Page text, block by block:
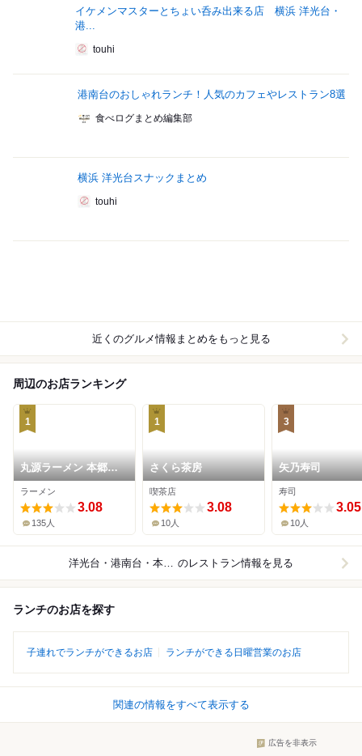
イケメンマスターとちょい呑み出来る店 横浜 洋光台・
港...
touhi
港南台のおしゃれランチ！人気のカフェやレストラン8選
食べログまとめ編集部
横浜 洋光台スナックまとめ
touhi
近くのグルメ情報まとめをもっと見る
周辺のお店ランキング
1
丸源ラーメン 本郷台
店
ラーメン
3.08
135人
1
さくら茶房
喫茶店
3.08
10人
3
矢乃寿司
寿司
3.05
10人
洋光台・港南台・本郷台 のレストラン情報を見る
ランチのお店を探す
子連れでランチができるお店 ランチができる日曜営業のお店
関連の情報をすべて表示する
広告を非表示